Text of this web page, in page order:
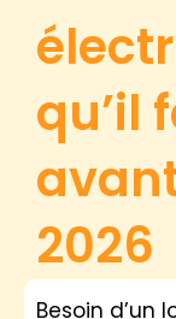
qu’il
2026
Besoin d’un